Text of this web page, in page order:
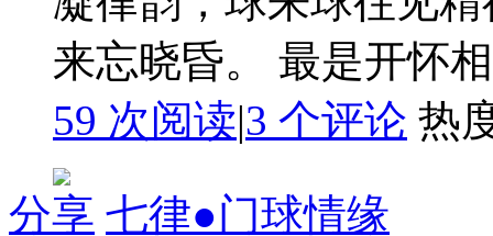
来忘晓昏。 最是开怀
59 次阅读|3 个评论 热
分享 七律●门球情缘